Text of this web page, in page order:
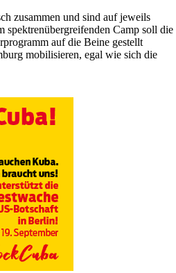
zusammen und sind auf jeweils
spektrenübergreifenden Camp soll die
auf die Beine gestellt
mobilisieren, egal wie sich die